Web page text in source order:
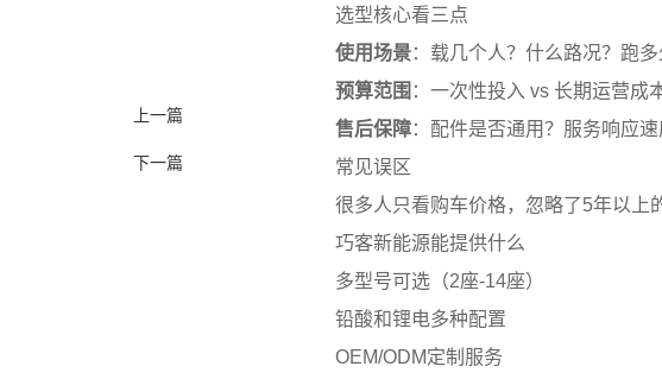
上一篇
下一篇
选型核心看三点
使用场景：载几个人？什么路况？跑多
预算范围 ：一次性投入 vs 长期运营成
售后保障：配件是否通用？服务响应速
常见误区
很多人只看购车价格，忽略了5年以上
巧客新能源能提供什么
多型号可选（2座-14座）
铅酸和锂电多种配置
OEM/ODM定制服务